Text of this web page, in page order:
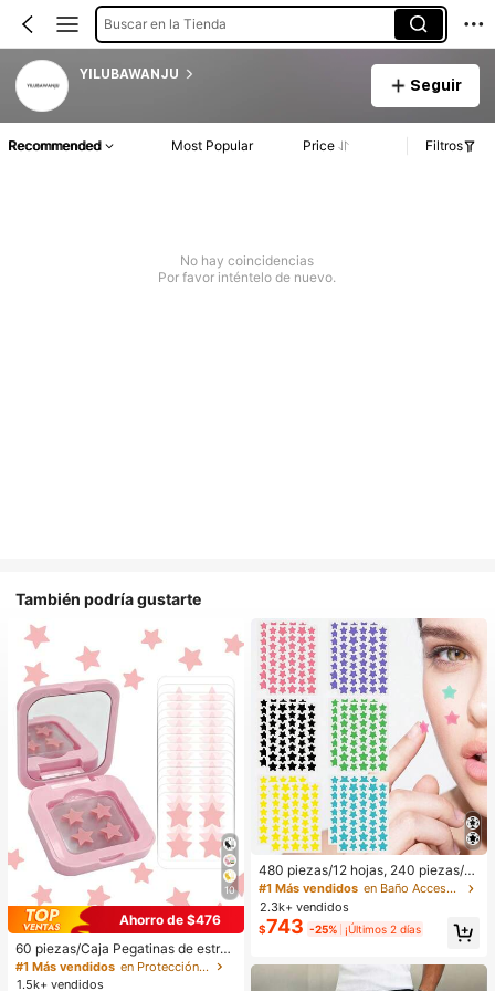
Buscar en la Tienda
YILUBAWANJU
Seguir
Recommended Most Popular Price Filtros
No hay coincidencias
Por favor inténtelo de nuevo.
También podría gustarte
10
Ahorro de $476
60 piezas/Caja Pegatinas de estrell
a lindas - Pegatinas faciales, sin al
cohol, sin fragancia, suaves en la pi
#1 Más vendidos
en Protección de la piel
1.5k+ vendidos
480 piezas/12 hojas, 240 piezas/6
hojas, 40 piezas/1 hoja, Pegatinas
de estrellas para la cara, Pegatinas
decorativas de Halloween, Pegatin
as decorativas de Navidad, Pegatin
as de pentagrama, Pegatinas decor
ativas de colores, Para decoración
de fotos de fiestas y vacaciones, P
#1 Más vendidos
en Baño Accesorios para herramientas
2.3k+ vendidos
$743 -25% ¡Últimos 2 días